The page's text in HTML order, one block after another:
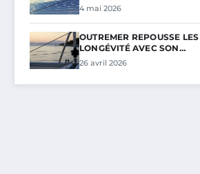
4 mai 2026
OUTREMER REPOUSSE
LONGÉVITÉ AVEC SON…
26 avril 2026